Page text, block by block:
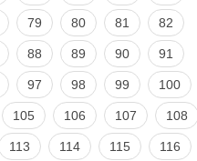
79 80 81 82
88 89 90 91
97 98 99 100
105 106 107 108
113 114 115 116